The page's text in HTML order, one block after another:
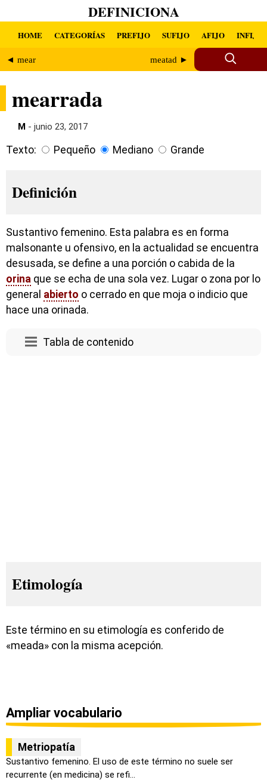
DEFINICIONA
HOME CATEGORÍAS PREFIJO SUFIJO AFIJO INFIJO
◄ mear meatad ►
mearrada
M - junio 23, 2017
Texto: Pequeño Mediano Grande
Definición
Sustantivo femenino. Esta palabra es en forma
malsonante u ofensivo, en la actualidad se encuentra
desusada, se define a una porción o cabida de la
orina que se echa de una sola vez. Lugar o zona por lo
general abierto o cerrado en que moja o indicio que
hace una orinada.
Tabla de contenido
Etimología
Este término en su etimología es conferido de
«meada» con la misma acepción.
Ampliar vocabulario
Metriopatía
Sustantivo femenino. El uso de este término no suele ser
recurrente (en medicina) se refi...